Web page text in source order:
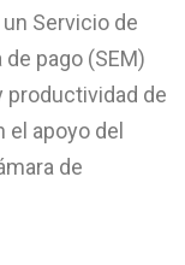
Servicio de
pago (SEM)
productividad de
el apoyo del
de